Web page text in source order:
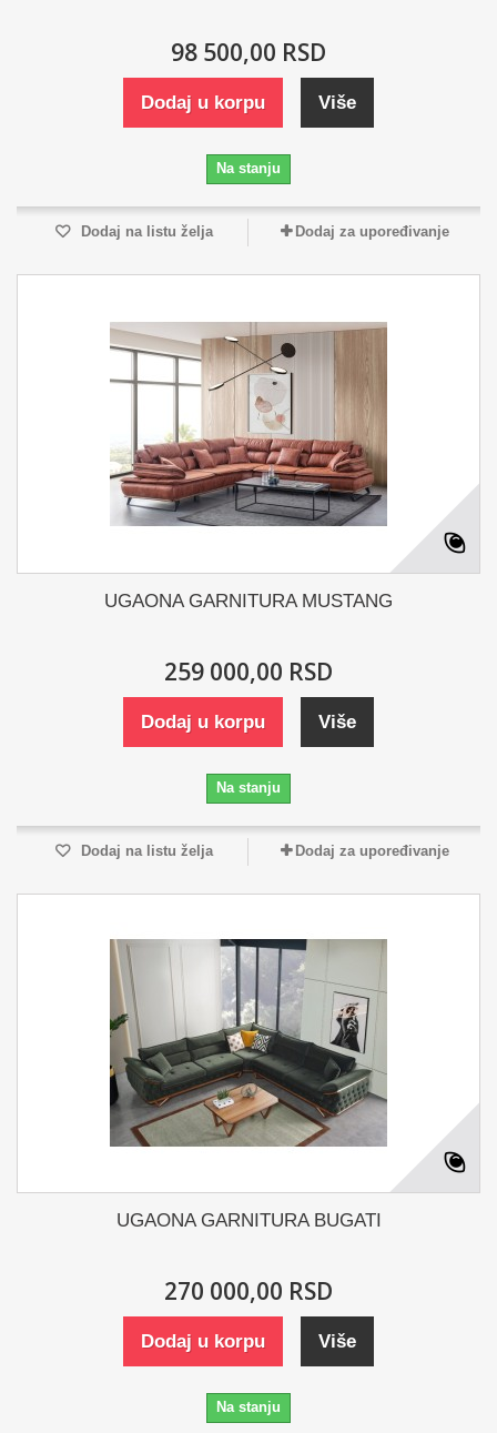
98 500,00 RSD
Dodaj u korpu Više
Na stanju
Dodaj na listu želja Dodaj za upoređivanje
UGAONA GARNITURA MUSTANG
259 000,00 RSD
Dodaj u korpu Više
Na stanju
Dodaj na listu želja Dodaj za upoređivanje
UGAONA GARNITURA BUGATI
270 000,00 RSD
Dodaj u korpu Više
Na stanju